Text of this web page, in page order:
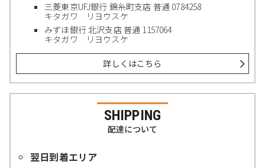
三菱東京UFJ銀行 錦糸町支店 普通 0784258
キタガワ リヨウスケ
みずほ銀行 北沢支店 普通 1157064
キタガワ リヨウスケ
詳しくはこちら
SHIPPING
配達について
翌日到着エリア